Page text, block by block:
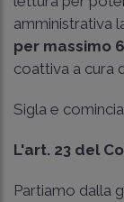
amministrativa
per massimo
coattiva a cura
Sigla e
L'art. 23 del
Partiamo dalla